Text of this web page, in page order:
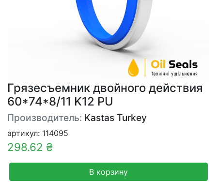
Грязесъемник двойного действия
60*74*8/11 K12 PU
Производитель: Kastas Turkey
артикул: 114095
298.62 ₴
В корзину